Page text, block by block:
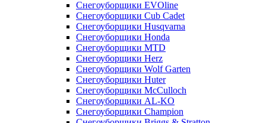
Снегоуборщики EVOline
Снегоуборщики Cub Cadet
Снегоуборщики Husqvarna
Снегоуборщики Honda
Снегоуборщики MTD
Снегоуборщики Herz
Снегоуборщики Wolf Garten
Снегоуборщики Huter
Снегоуборщики McCulloch
Снегоуборщики AL-KO
Снегоуборщики Champion